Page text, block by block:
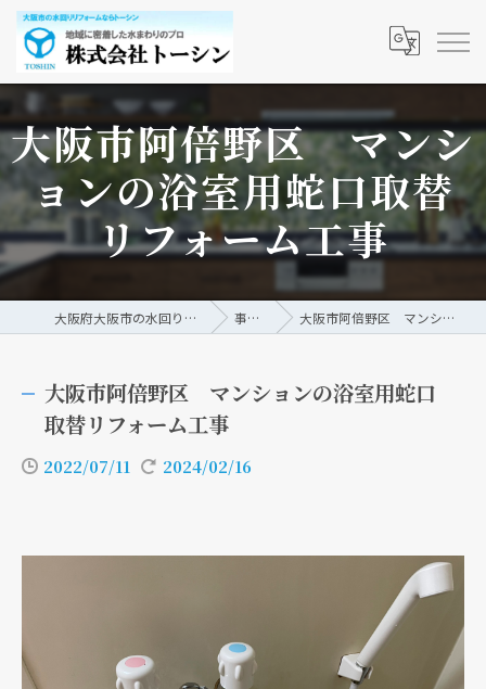
大阪市阿倍野区 マンシ
ョンの浴室用蛇口取替
リフォーム工事
大阪府大阪市の水回りリフォームなら株式会社トーシン 事例/ブログ 大阪市阿倍野区 マンションの浴室用蛇口取替リフォーム工事
大阪市阿倍野区 マンションの浴室用蛇口
取替リフォーム工事
2022/07/11 2024/02/16